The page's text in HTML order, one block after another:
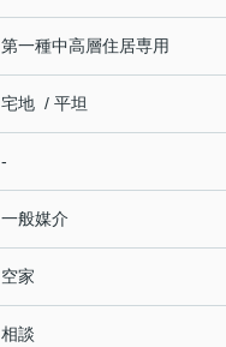
第一種中高層住居専用
宅地 / 平坦
-
一般媒介
空家
相談